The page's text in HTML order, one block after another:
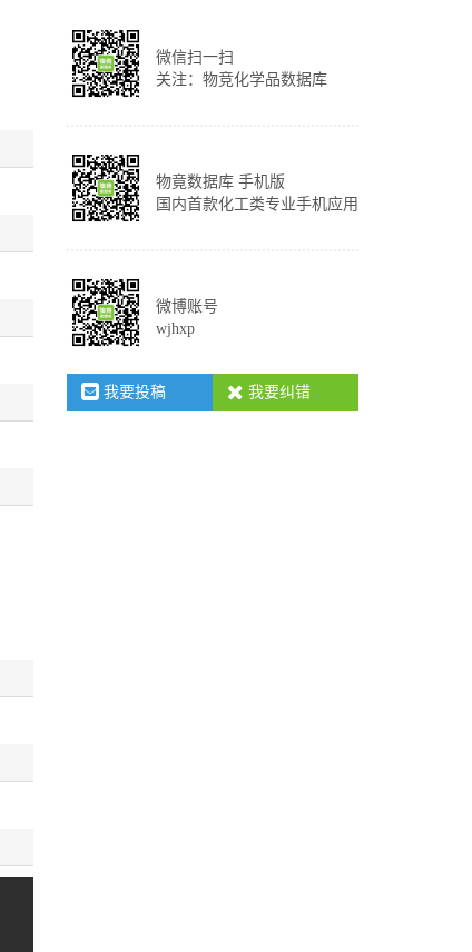
微信扫一扫
关注：物竞化学品数据库
物竟数据库 手机版
国内首款化工类专业手机应用
微博账号
wjhxp
我要投稿 我要纠错